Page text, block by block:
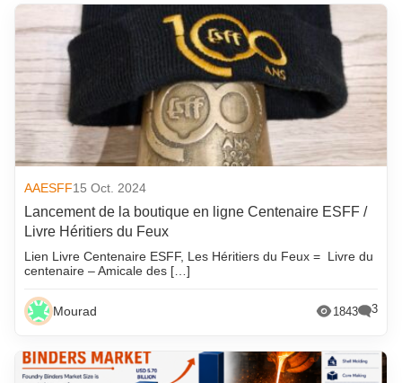
AAESFF15 Oct. 2024
Lancement de la boutique en ligne Centenaire ESFF /
Livre Héritiers du Feux
Lien Livre Centenaire ESFF, Les Héritiers du Feux = Livre du
centenaire – Amicale des […]
Mourad 1843 3